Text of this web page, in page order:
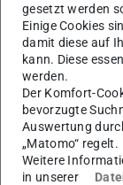
Baubetrieb
Bachelor –
gesetzt werden
Einige Cookies
damit diese auf
kann. Diese
werden.
Der Komfort-
bevorzugte
Auswertung
„Matomo“ regelt.
Weitere
in unserer